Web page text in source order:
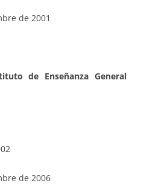
de 2001
de Enseñanza General
de 2006